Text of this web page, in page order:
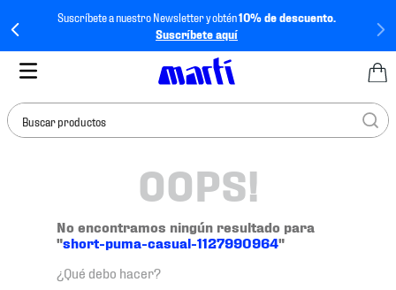
Suscríbete a nuestro Newsletter y obtén10% de descuento.
Suscríbete aquí
Buscar productos
OOPS!
No encontramos ningún resultado para
"short-puma-casual-1127990964"
¿Qué debo hacer?
tenis mujer
tenis hombre
tenis